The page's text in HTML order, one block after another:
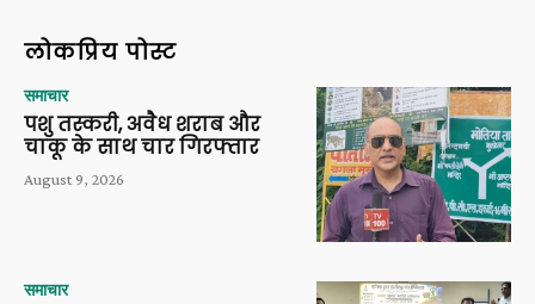
लोकप्रिय पोस्ट
समाचार
पशु तस्करी, अवैध शराब और
चाकू के साथ चार गिरफ्तार
August 9, 2026
समाचार